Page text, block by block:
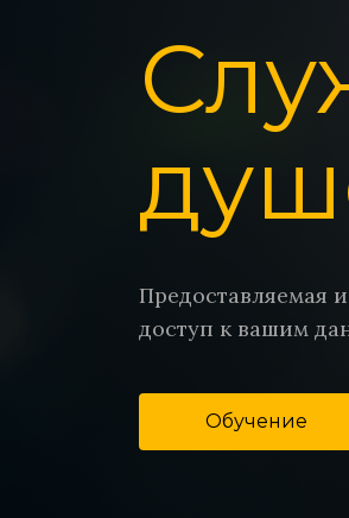
Предоставляемая
доступ к вашим
Обучение